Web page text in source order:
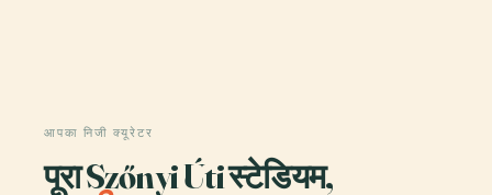
आपका निजी क्यूरेटर
पूरा Szőnyi Úti स्टेडियम,